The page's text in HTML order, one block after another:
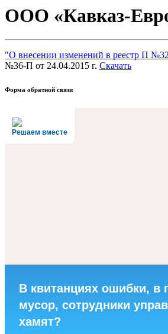
ООО «Кавказ-
"О внесении изменений в реестр П
№36-П от 24.04.2015 г. Скачать
Форма обратной связи
Решаем вместе
В квитанциях ошибки, в
мусор, сотрудники
хамят?